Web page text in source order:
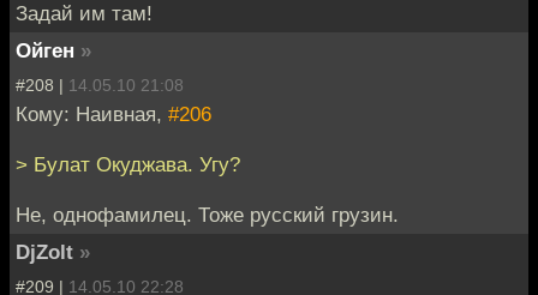
Задай им там!
Ойген »
#208 | 14.05.10 21:08
Кому: Наивная, #206
> Булат Окуджава. Угу?
Не, однофамилец. Тоже русский грузин.
DjZolt »
#209 | 14.05.10 22:28